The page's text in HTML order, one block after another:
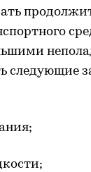
следующие